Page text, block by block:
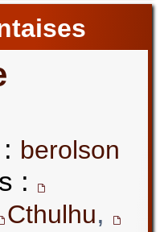
berolson
:
Cthulhu,